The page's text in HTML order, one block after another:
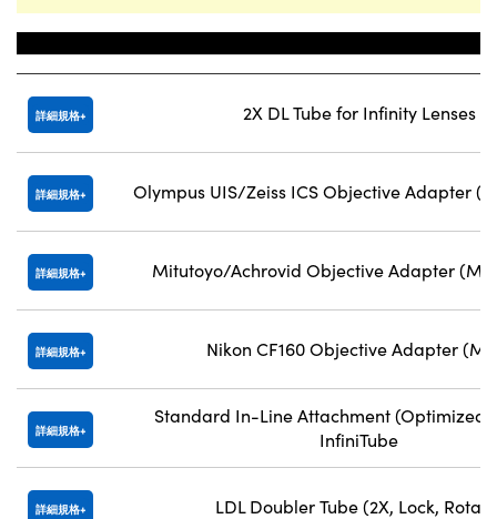
詳細規格 2X DL Tube for Infinity Lenses
詳細規格 Olympus UIS/Zeiss ICS Objective Adapter
詳細規格 Mitutoyo/Achrovid Objective Adapter
詳細規格 Nikon CF160 Objective Adapter
詳細規格
Standard In-Line Attachment (Optimized
InfiniTube
詳細規格 LDL Doubler Tube (2X, Lock,